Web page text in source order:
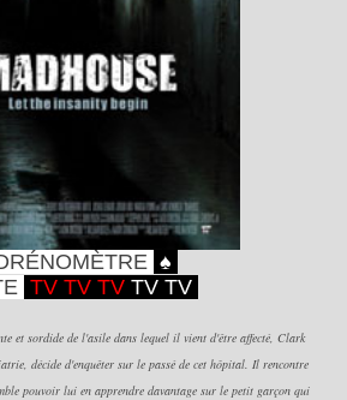
♠
TV TV TV TV TV
et sordide de l'asile dans lequel il vient d'être affecté, Clark
décide d'enquêter sur le passé de cet hôpital. Il rencontre
pouvoir lui en apprendre davantage sur le petit garçon qui